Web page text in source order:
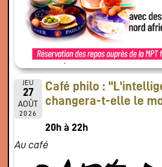
JEU
27
AOÛT
2026
Café philo :
changera-t-elle le
20h à 22h
Au café